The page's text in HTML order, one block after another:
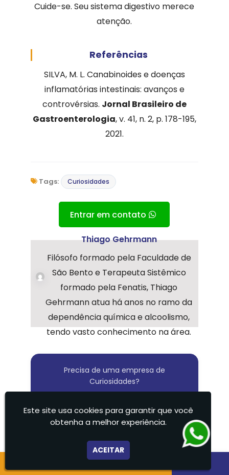
Cuide-se. Seu sistema digestivo merece
atenção.
Referências
SILVA, M. L. Canabinoides e doenças
inflamatórias intestinais: avanços e
controvérsias. Jornal Brasileiro de
Gastroenterologia, v. 41, n. 2, p. 178-195,
2021.
Tags: Curiosidades
Entrar em contato
Thiago Gehrmann
Filósofo formado pela Faculdade de
São Bento e Terapeuta Sistêmico
formado pela Fenatis, Thiago
Gehrmann atua há anos no ramo da
dependência química e alcoolismo,
tendo vasto conhecimento na área.
Precisa de uma empresa de
Curiosidades?
Fale com a Clinica De
Recuperação Vida Nova Suzano
Ltda
CATEGORIA
Este site usa cookies para garantir que você
obtenha a melhor experiência.
ACEITAR